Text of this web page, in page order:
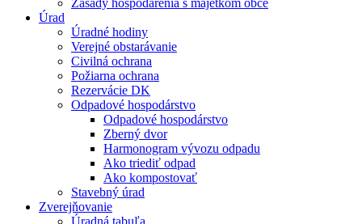
Zásady hospodárenia s majetkom obce
Úrad
Úradné hodiny
Verejné obstarávanie
Civilná ochrana
Požiarna ochrana
Rezervácie DK
Odpadové hospodárstvo
Odpadové hospodárstvo
Zberný dvor
Harmonogram vývozu odpadu
Ako triediť odpad
Ako kompostovať
Stavebný úrad
Zverejňovanie
Úradná tabuľa